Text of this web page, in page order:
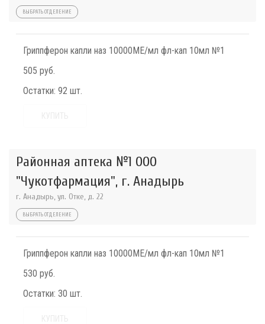
ВЫБРАТЬ ОТДЕЛЕНИЕ
Гриппферон капли наз 10000МЕ/мл фл-кап 10мл №1
505 руб.
Остатки: 92 шт.
Районная аптека №1 ООО
"Чукотфармация", г. Анадырь
г. Анадырь, ул. Отке, д. 22
ВЫБРАТЬ ОТДЕЛЕНИЕ
Гриппферон капли наз 10000МЕ/мл фл-кап 10мл №1
530 руб.
Остатки: 30 шт.